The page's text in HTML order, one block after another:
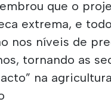
que o
extrema, e
nos níveis de
tornando as
na